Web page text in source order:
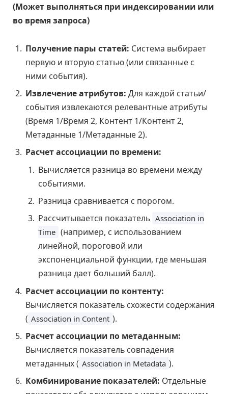
(Может выполняться при индексировании или
во время запроса)
Получение пары статей: Система выбирает
первую и вторую статью (или связанные с
ними события).
Извлечение атрибутов: Для каждой статьи/
события извлекаются релевантные атрибуты
(Время 1/Время 2, Контент 1/Контент 2,
Метаданные 1/Метаданные 2).
Расчет ассоциации по времени:
Вычисляется разница во времени между
событиями.
Разница сравнивается с порогом.
Рассчитывается показатель Association in
Time (например, с использованием
линейной, пороговой или
экспоненциальной функции, где меньшая
разница дает больший балл).
Расчет ассоциации по контенту:
Вычисляется показатель схожести содержания
( Association in Content ).
Расчет ассоциации по метаданным:
Вычисляется показатель совпадения
метаданных ( Association in Metadata ).
Комбинирование показателей: Отдельные